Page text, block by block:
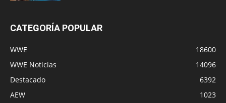
CATEGORÍA POPULAR
WWE
18600
WWE Noticias
14096
Destacado
6392
AEW
1023